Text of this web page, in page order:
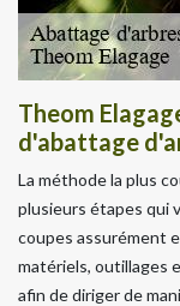
Theom
d'abattage
La méthode la plus
plusieurs étapes qui
coupes assurément
matériels, outillages
afin de diriger de